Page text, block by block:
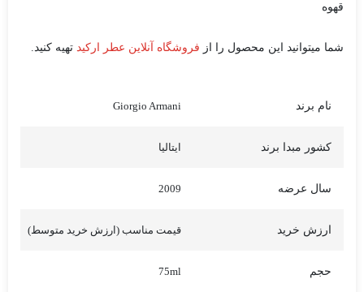
قهوه
شما میتوانید این محصول را از فروشگاه آنلاین عطر ارکید تهیه کنید.
نام برند Giorgio Armani
کشور مبدا برند ایتالیا
سال عرضه 2009
ارزش خرید قیمت مناسب (ارزش خرید متوسط)
حجم 75ml